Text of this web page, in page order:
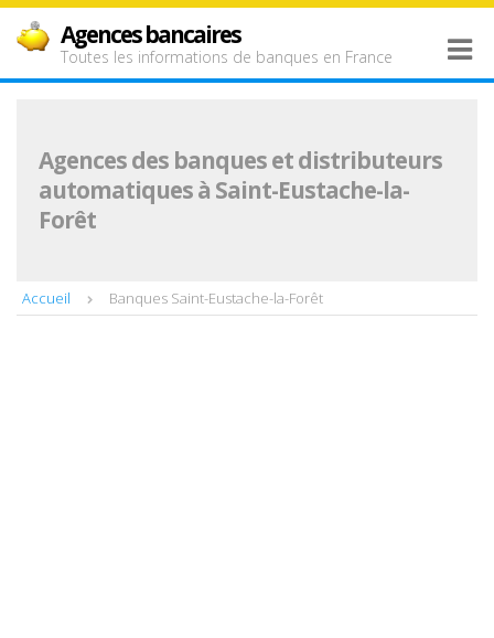
Agences bancaires
Toutes les informations de banques en France
Agences des banques et distributeurs
automatiques à Saint-Eustache-la-
Forêt
Accueil Banques Saint-Eustache-la-Forêt